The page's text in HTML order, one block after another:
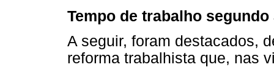
Tempo de trabalho
A seguir, foram destacados,
reforma trabalhista que, nas